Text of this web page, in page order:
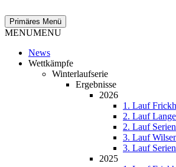
Inhalt
springen
Suchen
Primäres Menü
MENUMENU
News
Wettkämpfe
Winterlaufserie
Ergebnisse
2026
1. Lauf
2. Lauf
2. Lauf
3. Lauf
3. Lauf
2025